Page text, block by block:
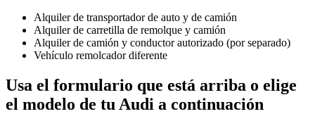
Alquiler de transportador de auto y de camión
Alquiler de carretilla de remolque y camión
Alquiler de camión y conductor autorizado (por separado)
Vehículo remolcador diferente
Usa el formulario que está arriba o elige
el modelo de tu Audi a continuación